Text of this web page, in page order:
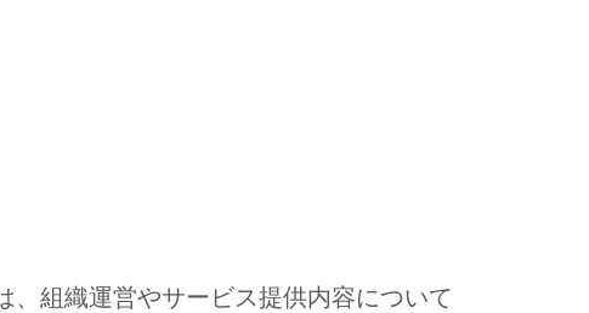
組織運営やサービス提供内容について